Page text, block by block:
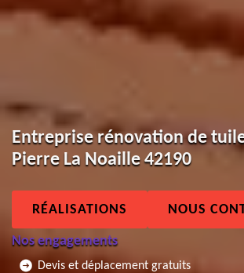
Entreprise rénovation de
Pierre La Noaille 42190
RÉALISATIONS NOUS
Nos engagements
Devis et déplacement gratuits